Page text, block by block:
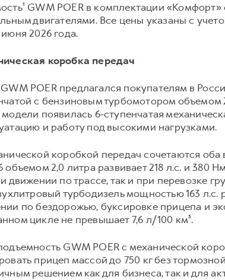
GWM POER в комплектации
двигателями. Все цены указаны с
2026 года.
коробка передач
POER предлагался покупателям в
с бензиновым турбомотором объемом
появилась 6-ступенчатая
и работу под высокими нагрузками.
коробкой передач сочетаются оба
объемом 2,0 литра развивает 218 л.с. и 380
движении по трассе, так и при перевозке
турбодизель мощностью 163
по бездорожью, буксировке прицепа и
цикле не превышает 7,6 л/100 км³.
GWM POER с механической
прицеп массой до 750 кг без
решением как для бизнеса, так и для